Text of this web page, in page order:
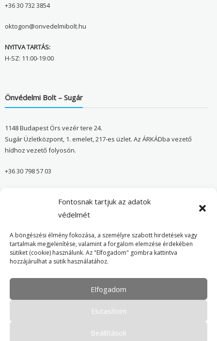
Fontosnak tartjuk az adatok
védelmét
A böngészési élmény fokozása, a személyre szabott hirdetések vagy
tartalmak megjelenítése, valamint a forgalom elemzése érdekében
sütiket (cookie) használunk. Az "Elfogadom" gombra kattintva
hozzájárulhat a sütik használatához.
Elfogadom
Elutasítom
Beállítások
+36 30 732 3854
oktogon@onvedelmibolt.hu
NYITVA TARTÁS:
H-SZ: 11:00-19:00
Önvédelmi Bolt – Sugár
1148 Budapest Örs vezér tere 24.
Sugár Üzletközpont, 1. emelet, 217-es üzlet. Az ÁRKÁDba vezető
hídhoz vezető folyosón.
+36 30 798 57 03
Önvédelmi Bolt – Főoldal
Adatvédelmi tájékoztató